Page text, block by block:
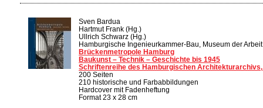
Sven Bardua
Hartmut Frank (Hg.)
Ullrich Schwarz (Hg.)
Hamburgische Ingenieurkammer-Bau, Museum der
Brückenmetropole Hamburg
Baukunst – Technik – Geschichte bis 1945
Schriftenreihe des Hamburgischen Architekturarchivs,
200 Seiten
210 historische und Farbabbildungen
Hardcover mit Fadenheftung
Format 23 x 28 cm